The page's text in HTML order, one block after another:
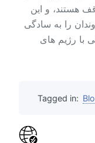
هستند، و این
را به سادگی
با رژیم های
Tagged in: